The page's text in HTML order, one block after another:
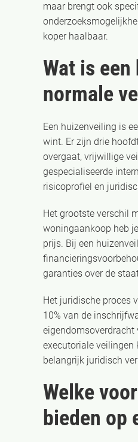
maar brengt ook
koper haalbaar.
Wat is
normale
Een huizenveiling is
wint. Er zijn drie
overgaat, vrijwillige
gespecialiseerde
risicoprofiel en
Het grootste verschil
woningaankoop heb
prijs. Bij een
garanties over de
Het juridische proces
10% van de
eigendomsoverdracht
executoriale veilingen
belangrijk juridisch
Welke
bieden op